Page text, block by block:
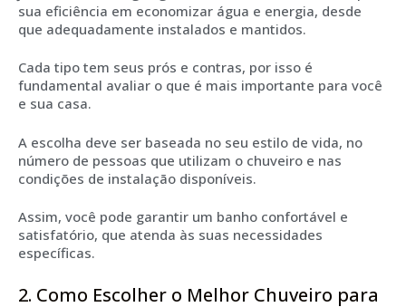
sua eficiência em economizar água e energia, desde
que adequadamente instalados e mantidos.
Cada tipo tem seus prós e contras, por isso é
fundamental avaliar o que é mais importante para você
e sua casa.
A escolha deve ser baseada no seu estilo de vida, no
número de pessoas que utilizam o chuveiro e nas
condições de instalação disponíveis.
Assim, você pode garantir um banho confortável e
satisfatório, que atenda às suas necessidades
específicas.
2. Como Escolher o Melhor Chuveiro para